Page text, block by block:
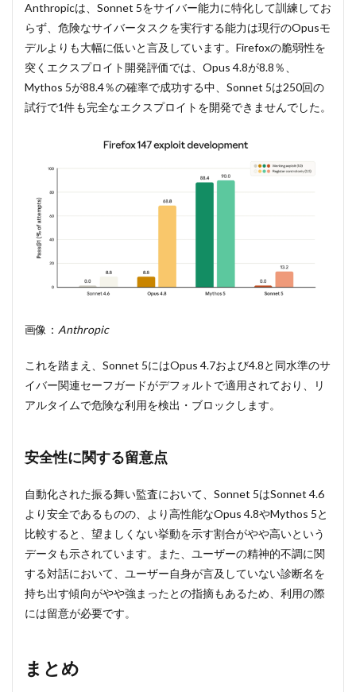
Anthropicは、Sonnet 5をサイバー能力に特化して訓練してお
らず、危険なサイバータスクを実行する能力は現行のOpusモ
デルよりも大幅に低いと言及しています。Firefoxの脆弱性を
突くエクスプロイト開発評価では、Opus 4.8が8.8％、
Mythos 5が88.4％の確率で成功する中、Sonnet 5は250回の
試行で1件も完全なエクスプロイトを開発できませんでした。
画像： Anthropic
これを踏まえ、Sonnet 5にはOpus 4.7および4.8と同水準のサ
イバー関連セーフガードがデフォルトで適用されており、リ
アルタイムで危険な利用を検出・ブロックします。
安全性に関する留意点
自動化された振る舞い監査において、Sonnet 5はSonnet 4.6
より安全であるものの、より高性能なOpus 4.8やMythos 5と
比較すると、望ましくない挙動を示す割合がやや高いという
データも示されています。また、ユーザーの精神的不調に関
する対話において、ユーザー自身が言及していない診断名を
持ち出す傾向がやや強まったとの指摘もあるため、利用の際
には留意が必要です。
まとめ